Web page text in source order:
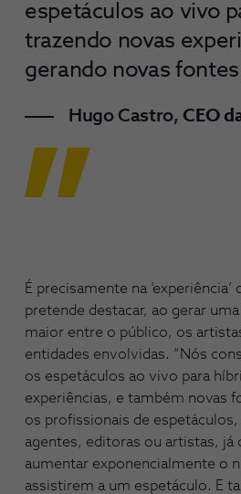
espetáculos ao vivo
trazendo novas
gerando novas fontes
Hugo Castro, CEO
É precisamente na
pretende destacar, ao gerar
maior entre o público, os
entidades envolvidas. “Nós
os espetáculos ao vivo para
experiências, e também novas
os profissionais de
agentes, editoras ou artistas, já
aumentar exponencialmente o
assistirem a um espetáculo. E